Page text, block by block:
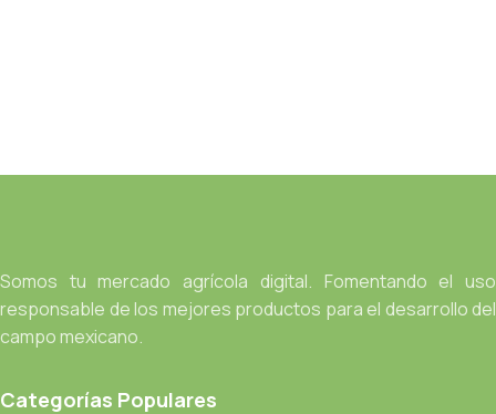
Somos tu mercado agrícola digital. Fomentando el uso
responsable de los mejores productos para el desarrollo del
campo mexicano.
Categorías Populares